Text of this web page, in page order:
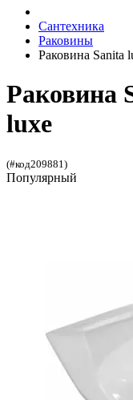
Сантехника
Раковины
Раковина Sanita
Раковина
luxe
(#код209881)
Популярный